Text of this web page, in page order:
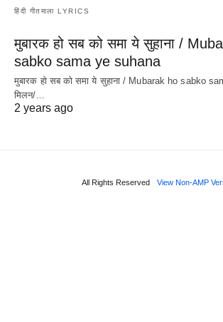
हिंदी गीतमाला LYRICS
मुबारक हो सब को समा ये सुहाना /
sabko sama ye suhana
मुबारक हो सब को समा ये सुहाना / Mubarak ho sabko
मिलन/…
2 years ago
All Rights Reserved View Non-AMP